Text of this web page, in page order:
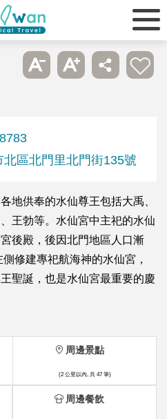
區北門里北門街135號
地供奉的水仙尊王包括大禹、
王勃等。水仙宮中主祀的水仙
後殿，後因北門地區人口漸
修建專祀航海神的水仙宮，
聖誕，也是水仙宮最重要的慶
周邊景點
(2 公里以內, 共 47 筆)
周邊餐飲